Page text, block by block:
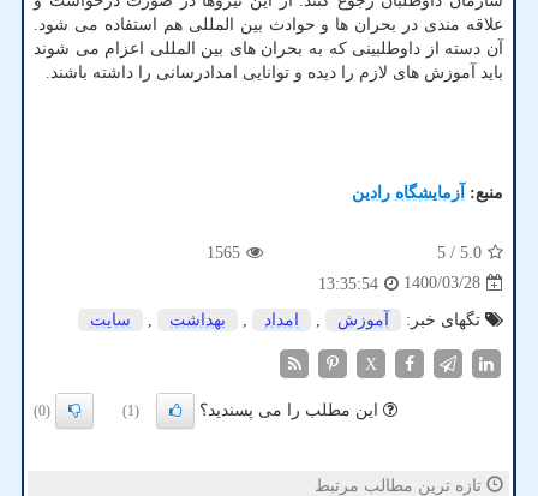
علاقه مندی در بحران ها و حوادث بین المللی هم استفاده می شود.
آن دسته از داوطلبینی که به بحران های بین المللی اعزام می شوند
باید آموزش های لازم را دیده و توانایی امدادرسانی را داشته باشند.
منبع: آزمایشگاه رادین
5.0
/ 5
1565
1400/03/28
13:35:54
تگهای خبر:
آموزش امداد بهداشت سایت
X
این مطلب را می پسندید؟ (1)
(0)
تازه ترین مطالب مرتبط